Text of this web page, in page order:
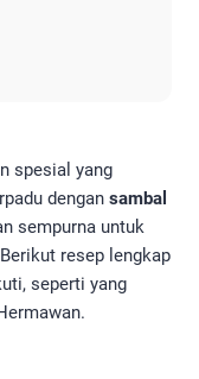
spesial yang
dengan sambal
sempurna untuk
resep lengkap
seperti yang